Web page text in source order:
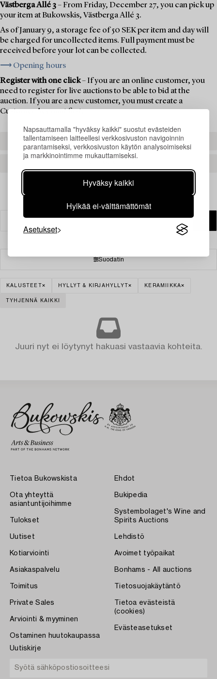
Napsauttamalla "hyväksy kaikki" suostut evästeiden
tallentamiseen laitteellesi verkkosivuston navigoinnin
parantamiseksi, verkkosivuston käytön analysoimiseksi
ja markkinointimme mukauttamiseksi.
Hyväksy kaikki
Hylkää ei-välttämättömät
Asetukset
Västberga Allé 3– From Friday, December 27, you can pick up
your item at Bukowskis, Västberga Allé 3.
As of January 9, a storage fee of 50 SEK per item and day will
be charged for uncollected items. Full payment must be
received before your lot can be collected.
⟶ Opening hours
Register with one click– If you are an online customer, you
need to register for live auctions to be able to bid at the
auction. If you are a new customer, you must create a
Customer Account first.
REGISTER TO BID
Suodatin
KALUSTEET HYLLYT & KIRJAHYLLYT KERAMIIKKA
TYHJENNÄ KAIKKI
Juuri nyt ei löytynyt hakuasi vastaavia kohteita.
Tietoa Bukowskista
Ota yhteyttä
asiantuntijoihimme
Tulokset
Uutiset
Kotiarviointi
Asiakaspalvelu
Toimitus
Private Sales
Arviointi & myyminen
Ostaminen huutokaupassa
Ehdot
Bukipedia
Systembolaget's Wine and
Spirits Auctions
Lehdistö
Avoimet työpaikat
Bonhams - All auctions
Tietosuojakäytäntö
Tietoa evästeistä
(cookies)
Evästeasetukset
Uutiskirje